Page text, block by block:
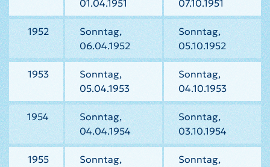
01.04.1951 07.10.1951
1952
Sonntag,
06.04.1952
Sonntag,
05.10.1952
1953
Sonntag,
05.04.1953
Sonntag,
04.10.1953
1954
Sonntag,
04.04.1954
Sonntag,
03.10.1954
1955
Sonntag,
Sonntag,